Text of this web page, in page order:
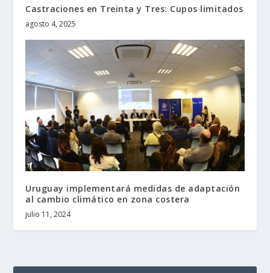
Castraciones en Treinta y Tres: Cupos limitados
agosto 4, 2025
Uruguay implementará medidas de adaptación
al cambio climático en zona costera
julio 11, 2024